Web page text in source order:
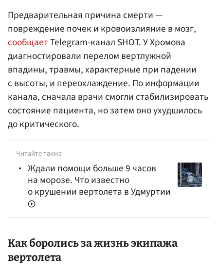
Предварительная причина смерти —
повреждение почек и кровоизлияние в мозг,
сообщаетTelegram-канал SHOT. У Хромова
диагностировали перелом вертлужной
впадины, травмы, характерные при падении
с высоты, и переохлаждение. По информации
канала, сначала врачи смогли стабилизировать
состояние пациента, но затем оно ухудшилось
до критического.
Читайте также
Ждали помощи больше 9 часов
на морозе. Что известно
о крушении вертолета в Удмуртии
Как боролись за жизнь экипажа
вертолета